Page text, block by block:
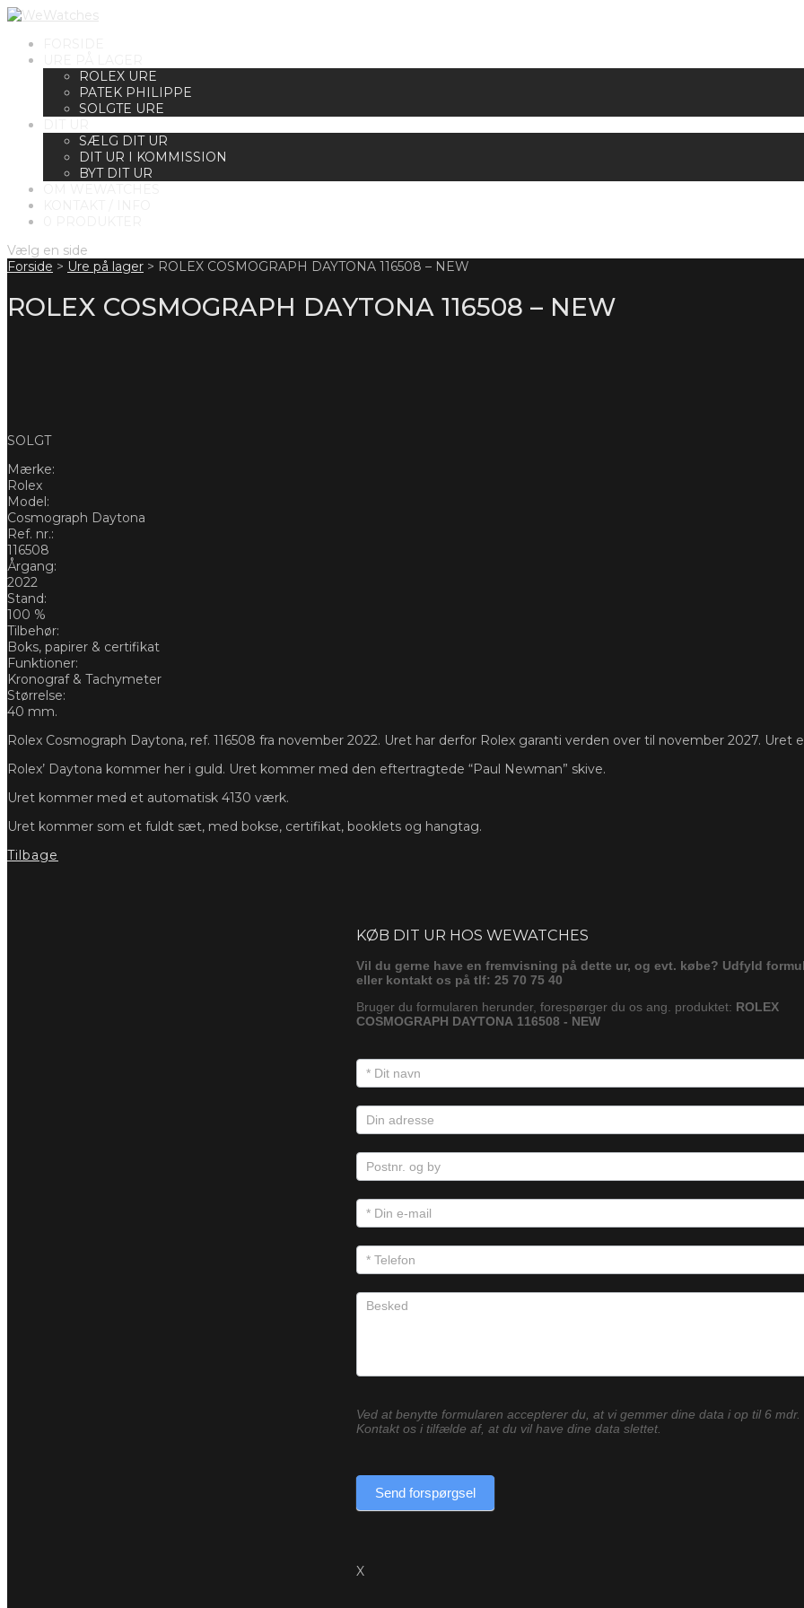
ROLEX URE
PATEK PHILIPPE
SOLGTE URE
SÆLG DIT UR
DIT UR I KOMMISSION
BYT DIT UR
Vælg en side
Forside > Ure på lager > ROLEX COSMOGRAPH DAYTONA 116508 – NEW
ROLEX COSMOGRAPH DAYTONA 116508 – NEW
SOLGT
Mærke:
Rolex
Model:
Cosmograph Daytona
Ref. nr.:
116508
Årgang:
2022
Stand:
100 %
Tilbehør:
Boks, papirer & certifikat
Funktioner:
Kronograf & Tachymeter
Størrelse:
40 mm.
Rolex Cosmograph Daytona, ref. 116508 fra november 2022. Uret har derfor Rolex garanti verden over til november 2027. Uret
Rolex’ Daytona kommer her i guld. Uret kommer med den eftertragtede “Paul Newman” skive.
Uret kommer med et automatisk 4130 værk.
Uret kommer som et fuldt sæt, med bokse, certifikat, booklets og hangtag.
Tilbage
KØB DIT UR HOS WEWATCHES
Vil du gerne have en fremvisning på dette ur, og evt. købe? Udfyld
eller kontakt os på tlf: 25 70 75 40
Bruger du formularen herunder, forespørger du os ang. produktet: ROLEX
COSMOGRAPH DAYTONA 116508 - NEW
Ved at benytte formularen accepterer du, at vi gemmer dine data i op til 6 mdr.
Kontakt os i tilfælde af, at du vil have dine data slettet.
Send forspørgsel
X